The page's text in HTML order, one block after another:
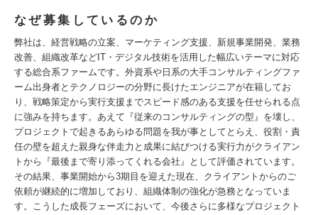
なぜ募集しているのか
弊社は、経営戦略の立案、マーケティング支援、新規事業開発、業務
改善、組織改革などIT・デジタル技術を活用した幅広いテーマに対応
する総合系ファームです。外資系や日系の大手コンサルティングファ
ーム出身者とテクノロジーの分野に長けたエンジニアが在籍してお
り、戦略策定から実行支援までスピード感のある支援を任せられる点
に強みを持ちます。あえて『従来のコンサルティングの型』を壊し、
プロジェクトで起きるあらゆる問題を我が事としてとらえ、役割・責
任の壁を超えた親身な伴走力と成果に結びつける実行力がクライアン
トから『最後まで寄り添ってくれる会社』として評価されています。
その結果、事業開始から3期目を迎えた現在、クライアントからのご
依頼が継続的に増加しており、組織体制の強化が急務となっていま
す。こうした成長フェーズにおいて、今後さらに多様なプロジェクト